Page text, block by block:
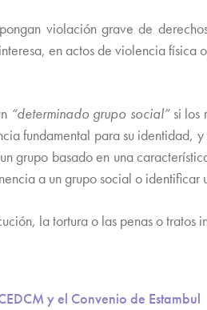
violación grave de
en actos de violencia física
“determinado grupo social”si los
fundamental para su
basado en una
a un grupo social o identificar
la tortura o las penas o tratos
y el Convenio de Estambul